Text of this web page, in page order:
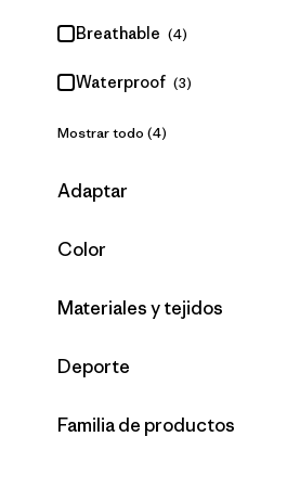
Breathable (4)
Waterproof (3)
Mostrar todo (4)
Filtrar por
Adaptar
Filtrar por
Color
Filtrar por
Materiales y tejidos
Filtrar por
Deporte
Filtrar por
Familia de productos